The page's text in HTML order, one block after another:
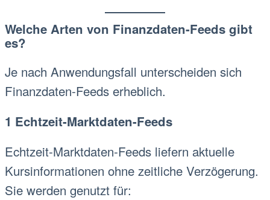
Welche Arten von Finanzdaten-Feeds gibt
es?
Je nach Anwendungsfall unterscheiden sich
Finanzdaten-Feeds erheblich.
1 Echtzeit-Marktdaten-Feeds
Echtzeit-Marktdaten-Feeds liefern aktuelle
Kursinformationen ohne zeitliche Verzögerung.
Sie werden genutzt für: